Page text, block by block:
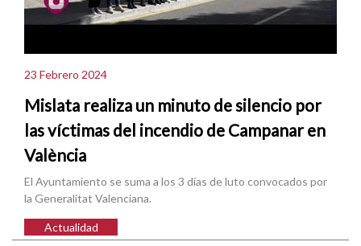
23 Febrero 2024
Mislata realiza un minuto de silencio por
las víctimas del incendio de Campanar en
València
El Ayuntamiento se suma a los 3 días de luto convocados por
la Generalitat Valenciana.
Actualidad